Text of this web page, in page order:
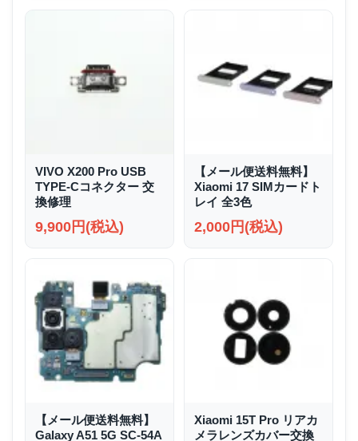
VIVO X200 Pro USB
TYPE-Cコネクター 交
換修理
9,900円(税込)
【メール便送料無料】
Xiaomi 17 SIMカードト
レイ 全3色
2,000円(税込)
【メール便送料無料】
Galaxy A51 5G SC-54A
Xiaomi 15T Pro リアカ
メラレンズカバー交換